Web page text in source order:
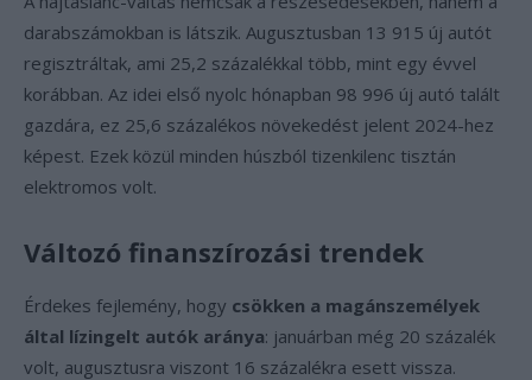
darabszámokban is látszik. Augusztusban 13 915 új autót
regisztráltak, ami 25,2 százalékkal több, mint egy évvel
korábban. Az idei első nyolc hónapban 98 996 új autó talált
gazdára, ez 25,6 százalékos növekedést jelent 2024-hez
képest. Ezek közül minden húszból tizenkilenc tisztán
elektromos volt.
Változó finanszírozási trendek
Érdekes fejlemény, hogy csökken a magánszemélyek
által lízingelt autók aránya: januárban még 20 százalék
volt, augusztusra viszont 16 százalékra esett vissza.